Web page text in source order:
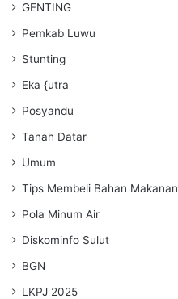
GENTING
Pemkab Luwu
Stunting
Eka {utra
Posyandu
Tanah Datar
Umum
Tips Membeli Bahan Makanan
Pola Minum Air
Diskominfo Sulut
BGN
LKPJ 2025